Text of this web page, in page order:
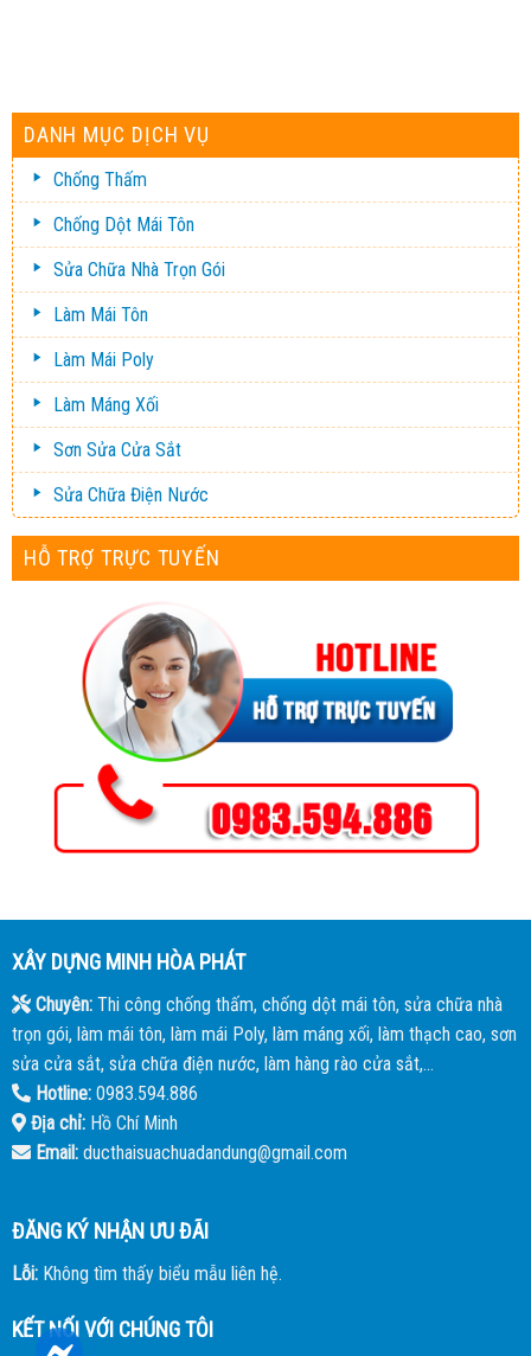
DANH MỤC DỊCH VỤ
Chống Thấm
Chống Dột Mái Tôn
Sửa Chữa Nhà Trọn Gói
Làm Mái Tôn
Làm Mái Poly
Làm Máng Xối
Sơn Sửa Cửa Sắt
Sửa Chữa Điện Nước
HỖ TRỢ TRỰC TUYẾN
XÂY DỰNG MINH HÒA PHÁT
Chuyên:Thi công chống thấm, chống dột mái tôn, sửa chữa nhà
trọn gói, làm mái tôn, làm mái Poly, làm máng xối, làm thạch cao, sơn
sửa cửa sắt, sửa chữa điện nước, làm hàng rào cửa sắt,...
Hotline:0983.594.886
Địa chỉ:Hồ Chí Minh
Email:ducthaisuachuadandung@gmail.com
ĐĂNG KÝ NHẬN ƯU ĐÃI
Lỗi:Không tìm thấy biểu mẫu liên hệ.
KẾT NỐI VỚI CHÚNG TÔI